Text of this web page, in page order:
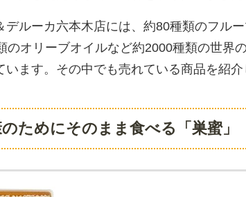
デルーカ六本木店には、約80種類のフル
のオリーブオイルなど約2000種類の世界
います。その中でも売れている商品を紹介
ためにそのまま食べる「巣蜜」